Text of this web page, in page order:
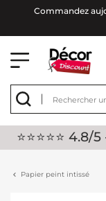
Commandez
⭐⭐⭐⭐⭐
Papier peint intissé